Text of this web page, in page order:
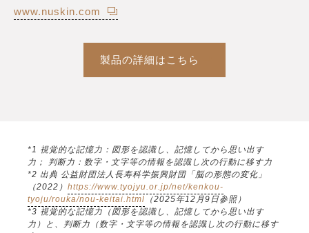
www.nuskin.com
製品の詳細はこちら
*1 視覚的な記憶力：図形を認識し、記憶してから思い出す
力； 判断力：数字・文字等の情報を認識し次の行動に移す力
*2 出典 公益財団法人長寿科学振興財団「脳の形態の変化」
（2022） https://www.tyojyu.or.jp/net/kenkou-
tyoju/rouka/nou-keitai.html （2025年12月9日参照）
*3 視覚的な記憶力（図形を認識し、記憶してから思い出す
力）と、判断力（数字・文字等の情報を認識し次の行動に移す